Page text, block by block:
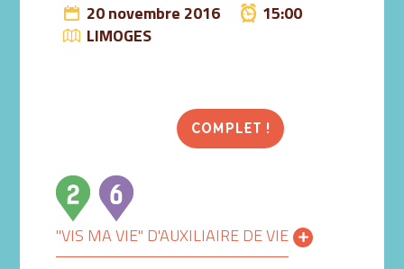
20 novembre 2016
15:00
LIMOGES
COMPLET !
"VIS MA VIE" D'AUXILIAIRE DE VIE